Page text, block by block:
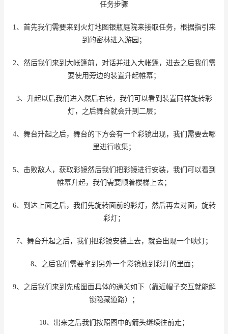
任务步骤
1、首先我们需要来到火灯地图银瓶庭院来接取任务，根据指引来
到的密林进入游园；
2、然后我们来到大帐篷前，对话并进入大帐篷，进去之后我们需
要使用旁边的装置升起帷幕；
3、升起以后我们进入然后右转，我们可以看到装置同样旋转彩
灯，之后舞台就会升到二层；
4、舞台升起之后，舞台的下方会有一个彩镜出现，我们需要去哪
里进行收集；
5、击败敌人，获取彩镜然后我们把彩镜进行安装，我们可以看到
帷幕升起，我们需要顺着楼梯上去；
6、到达上面之后，我们先旋转面前的彩灯，然后再去对面，旋转
彩灯；
7、舞台升起之后，我们把彩镜安装上去，就会出现一个映灯；
8、之后我们需要拿到另外一个彩镜放到彩灯的里面；
9、之后我们来到先成图面具体的通关如下（靠近帽子交互就能解
锁隐藏道路）；
10、出来之后我们按照图中的箭头继续往前走；